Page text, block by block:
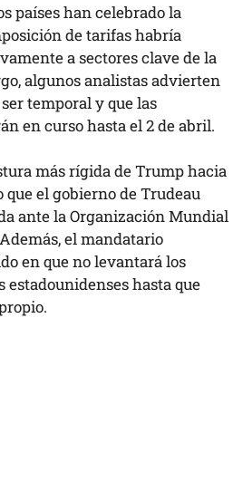
países han celebrado la
de tarifas habría
a sectores clave de la
algunos analistas advierten
temporal y que las
en curso hasta el 2 de abril.
más rígida de Trump hacia
que el gobierno de Trudeau
ante la Organización Mundial
el mandatario
en que no levantará los
estadounidenses hasta que